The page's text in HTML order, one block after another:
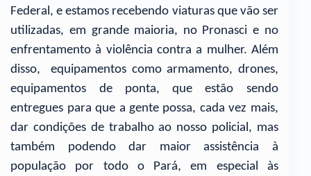
Federal, e estamos recebendo viaturas que vão ser
utilizadas, em grande maioria, no Pronasci e no
enfrentamento à violência contra a mulher. Além
disso, equipamentos como armamento, drones,
equipamentos de ponta, que estão sendo
entregues para que a gente possa, cada vez mais,
dar condições de trabalho ao nosso policial, mas
também podendo dar maior assistência à
população por todo o Pará, em especial às